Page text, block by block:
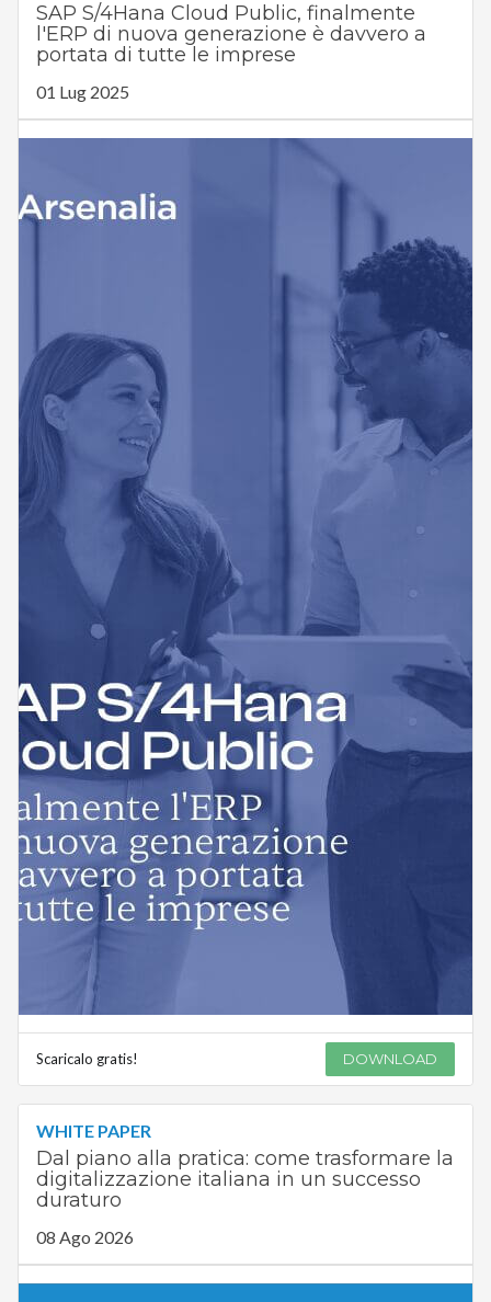
SAP S/4Hana Cloud Public, finalmente
l'ERP di nuova generazione è davvero a
portata di tutte le imprese
01 Lug 2025
Scaricalo gratis! DOWNLOAD
WHITE PAPER
Dal piano alla pratica: come trasformare la
digitalizzazione italiana in un successo
duraturo
08 Ago 2026